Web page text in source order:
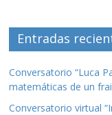
Entradas
Conversatorio “Luca
matemáticas de un
Conversatorio virtual